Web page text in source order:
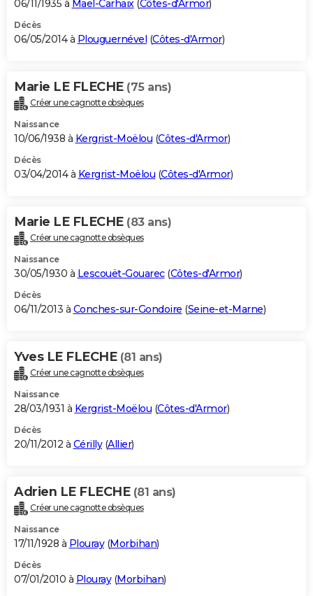
06/11/1935 à Maël-Carhaix(Côtes-d'Armor)
Décès
06/05/2014 à Plouguernével (Côtes-d'Armor)
Marie LE FLECHE (75 ans)
Créer une cagnotte obsèques
Naissance
10/06/1938 à Kergrist-Moëlou (Côtes-d'Armor)
Décès
03/04/2014 à Kergrist-Moëlou (Côtes-d'Armor)
Marie LE FLECHE (83 ans)
Créer une cagnotte obsèques
Naissance
30/05/1930 à Lescouët-Gouarec(Côtes-d'Armor)
Décès
06/11/2013 à Conches-sur-Gondoire (Seine-et-Marne)
Yves LE FLECHE (81 ans)
Créer une cagnotte obsèques
Naissance
28/03/1931 à Kergrist-Moëlou (Côtes-d'Armor)
Décès
20/11/2012 à Cérilly(Allier)
Adrien LE FLECHE (81 ans)
Créer une cagnotte obsèques
Naissance
17/11/1928 à Plouray(Morbihan)
Décès
07/01/2010 à Plouray(Morbihan)